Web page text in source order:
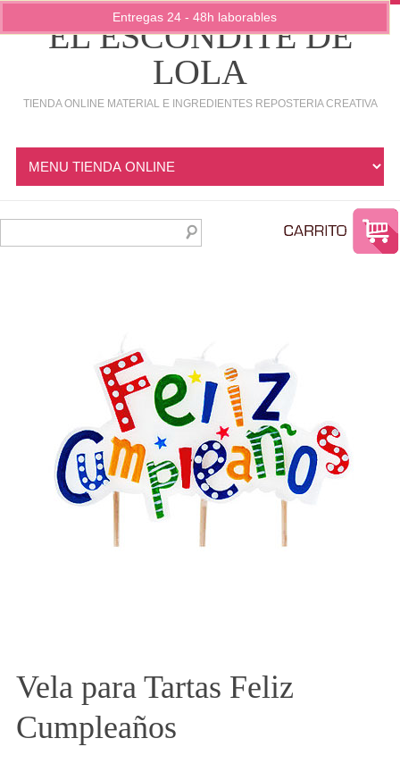
EL ESCONDITE DE
LOLA
TIENDA ONLINE MATERIAL E INGREDIENTES REPOSTERIA CREATIVA
Vela para Tartas Feliz
Cumpleaños
Entregas 24 - 48h laborables